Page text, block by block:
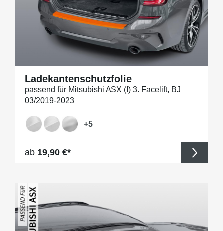
Ladekantenschutzfolie
passend für Mitsubishi ASX (I) 3. Facelift, BJ
03/2019-2023
+5
Regulärer Preis:
ab 19,90 €*